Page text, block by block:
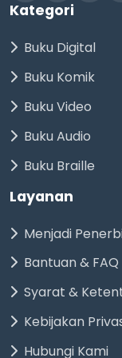
Kategori
Buku Digital
Buku Komik
Buku Video
Buku Audio
Buku Braille
Layanan
Menjadi
Bantuan & FAQ
Syarat &
Kebijakan
Hubungi Kami